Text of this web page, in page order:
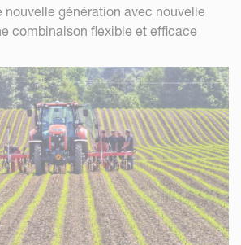
nouvelle génération avec nouvelle
combinaison flexible et efficace